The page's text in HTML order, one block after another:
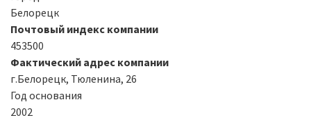
Белорецк
Почтовый индекс компании
453500
Фактический адрес компании
г.Белорецк, Тюленина, 26
Год основания
2002